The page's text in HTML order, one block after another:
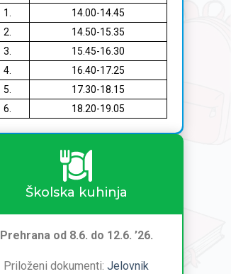
1.
14.00-14.45
2.
14.50-15.35
3.
15.45-16.30
4.
16.40-17.25
5.
17.30-18.15
6.
18.20-19.05
Školska kuhinja
Prehrana od 8.6. do 12.6. ’26.
Priloženi dokumenti:Jelovnik